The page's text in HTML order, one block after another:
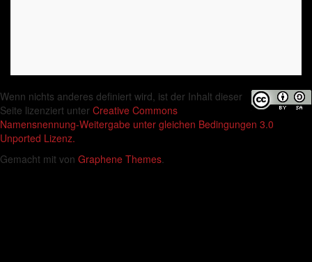
Wenn nichts anderes definiert wird, ist der Inhalt dieser
Seite lizenziert unter Creative Commons
Namensnennung-Weitergabe unter gleichen Bedingungen 3.0
Unported Lizenz.
Gemacht mit von Graphene Themes.